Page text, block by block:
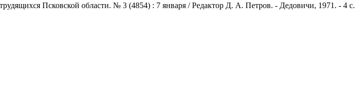
Псковской области. № 3 (4854) : 7 января / Редактор Д. А. Петров. - Дедовичи, 1971. - 4 с.